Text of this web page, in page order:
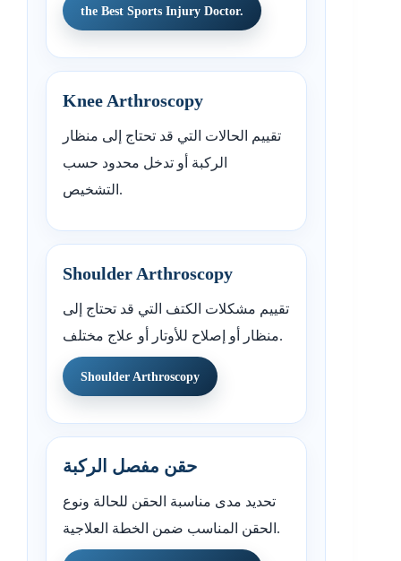
the Best Sports Injury Doctor.
Knee Arthroscopy
تقييم الحالات التي قد تحتاج إلى منظار
الركبة أو تدخل محدود حسب
التشخيص.
Shoulder Arthroscopy
تقييم مشكلات الكتف التي قد تحتاج إلى
منظار أو إصلاح للأوتار أو علاج مختلف.
Shoulder Arthroscopy
حقن مفصل الركبة
تحديد مدى مناسبة الحقن للحالة ونوع
الحقن المناسب ضمن الخطة العلاجية.